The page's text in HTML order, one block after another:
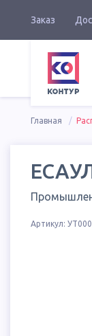
Заказ
Главная
Артикул: